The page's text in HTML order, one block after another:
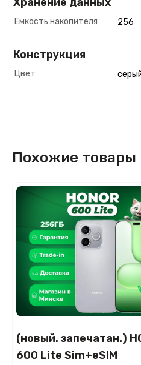
Емкость накопителя 256
Конструкция
Цвет
Похожие товары
(новый. запечатан.)
600 Lite Sim+eSIM